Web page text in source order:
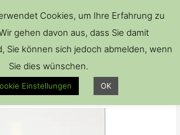
/ VonBrillenkiste
Cookies, um Ihre Erfahrung zu
gehen davon aus, dass Sie damit
Sie können sich jedoch abmelden, wenn
Sie dies wünschen.
Einstellungen OK